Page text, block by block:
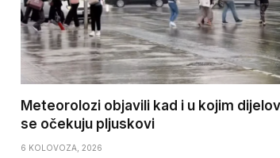
Meteorolozi objavili kad i u kojim
se očekuju pljuskovi
6 KOLOVOZA, 2026